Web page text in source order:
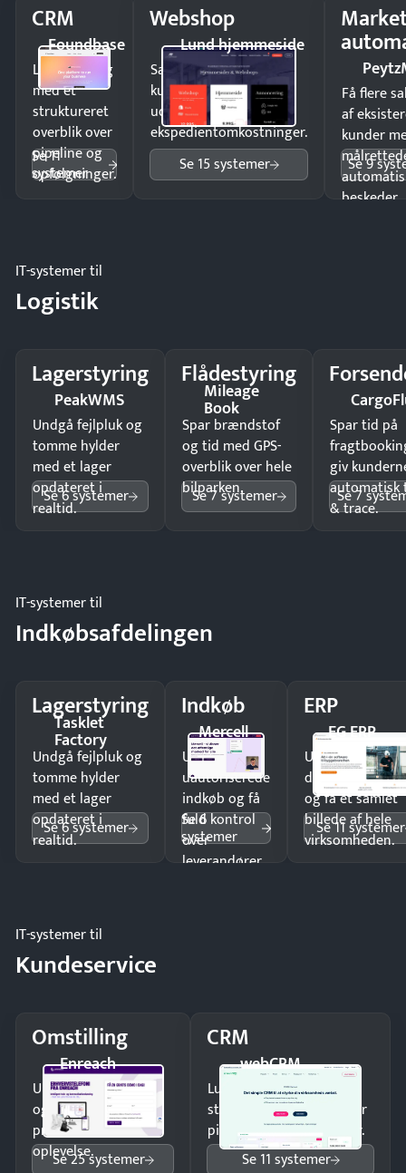
CRM
Foundbase
Luk flere salg
med et
struktureret
overblik over
pipeline og
opfølgninger.
Se 11
systemer
Webshop
Lund hjemmeside
Sælg produkter 24/7 til
kunder i hele landet
uden
ekspedientomkostninger.
Se 15 systemer
Få flere
af
kunder
beskeder.
Se 9
IT-systemer til
Logistik
Lagerstyring
PeakWMS
Undgå fejlpluk og
tomme hylder
med et lager
opdateret i
realtid.
Se 6 systemer
Flådestyring
Mileage
Book
Spar brændstof
og tid med GPS-
overblik over hele
bilparken.
Se 7 systemer
Spar tid på
giv
automatisk
& trace.
Se 7
IT-systemer til
Indkøbsafdelingen
Lagerstyring
Tasklet
Factory
Undgå fejlpluk og
tomme hylder
med et lager
opdateret i
realtid.
Se 6 systemer
Indkøb
Mercell
Undgå
uautoriserede
indkøb og få
fuld kontrol
over
leverandører
Se 6
systemer
ERP
EG ERP
Undgå
og få ét samlet
billede af hele
virksomheden.
Se 11 systemer
IT-systemer til
Kundeservice
Omstilling
Enreach
Undgå tabte opkald
og giv kunderne en
professionel
oplevelse.
Se 25 systemer
CRM
webCRM
Luk flere salg med et
struktureret overblik over
pipeline og opfølgninger.
Se 11 systemer